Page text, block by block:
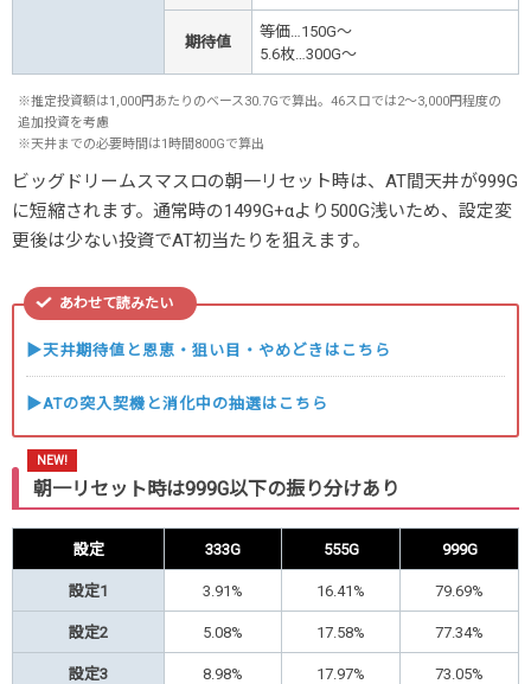
期待値
等価…150G～
5.6枚 …300G～
※推定投資額は1,000円あたりのベース30.7Gで算出。46スロでは2～3,000円程度の
追加投資を考慮
※天井までの必要時間は1時間800Gで算出
ビッグドリームスマスロの朝一リセット時は、AT間天井が999G
に短縮されます。通常時の1499G+αより500G浅いため、設定変
更後は少ない投資でAT初当たりを狙えます。
あわせて読みたい
▶天井期待値と恩恵・狙い目・やめどきはこちら
▶ATの突入契機と消化中の抽選はこちら
朝一リセット時は999G以下の振り分けあり
設定 333G 555G 999G
設定1 3.91% 16.41% 79.69%
設定2 5.08% 17.58% 77.34%
設定3 8.98% 17.97% 73.05%